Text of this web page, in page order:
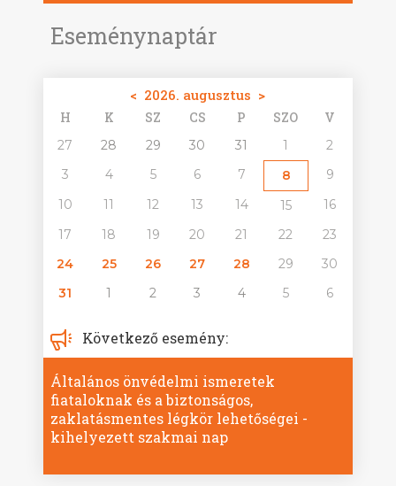
Eseménynaptár
< 2026. augusztus >
H K SZ CS P SZO V
27 28 29 30 31 1
2
3
4 5 6 7 8
9
10
11 12 13 14 15
16
17
18 19 20 21 22
23
24
25 26 27 28 29
30
31
1 2 3 4 5 6
Következő esemény:
Általános önvédelmi ismeretek
fiataloknak és a biztonságos,
zaklatásmentes légkör lehetőségei -
kihelyezett szakmai nap